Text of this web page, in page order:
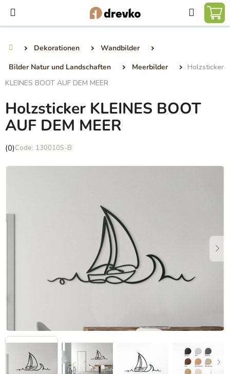
Inhalt
springen
Suchen
Dekorationen
Wandbilder
Bilder Natur und Landschaften
Meerbilder
Holzsticker
KLEINES BOOT AUF DEM MEER
Holzsticker KLEINES BOOT
AUF DEM MEER
Die
Produktbewertung
Sternen.
(0) 130010S-B